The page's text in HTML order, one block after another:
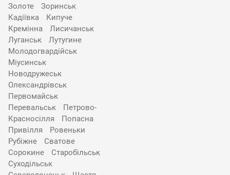
Золоте
Зоринськ
Кадіївка
Кипуче
Кремінна
Лисичанськ
Луганськ
Лутугине
Молодогвардійськ
Міусинськ
Новодружеськ
Олександрівськ
Первомайськ
Перевальськ
Петрово-
Красносілля
Попасна
Привілля
Ровеньки
Рубіжне
Сватове
Сорокине
Старобільськ
Суходільськ